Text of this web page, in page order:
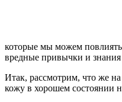
которые мы можем
вредные привычки и знания
Итак, рассмотрим, что же
кожу в хорошем состоянии